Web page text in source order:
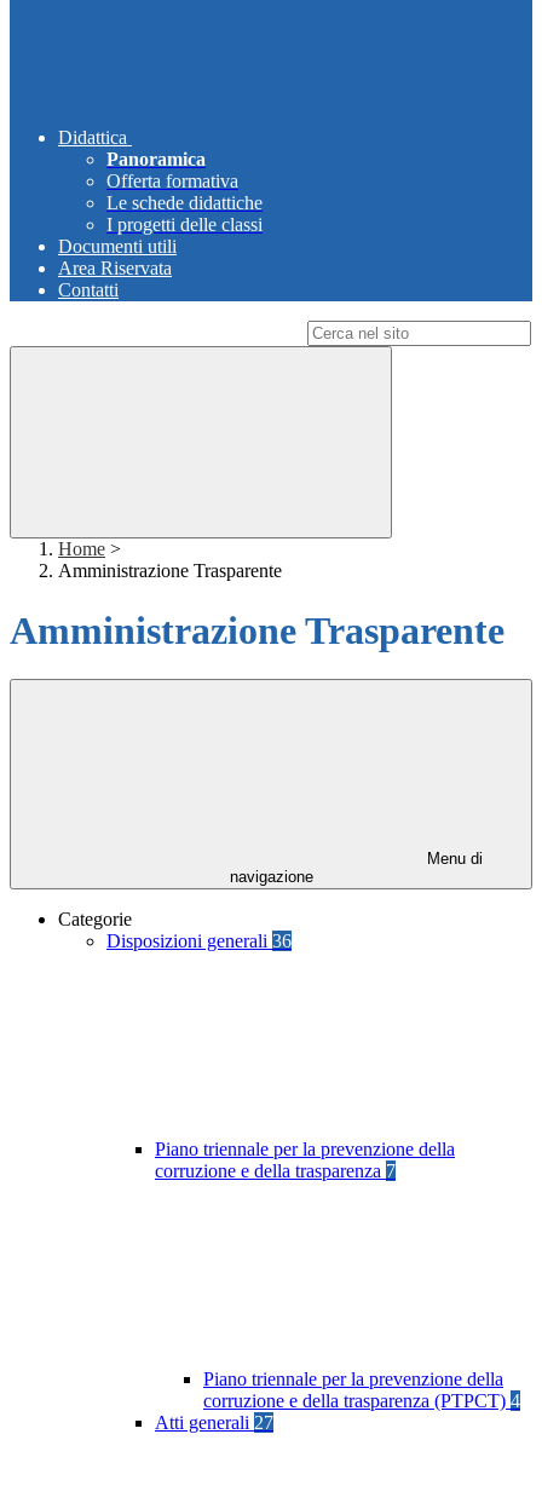
Didattica
Panoramica
Offerta formativa
Le schede didattiche
I progetti delle classi
Documenti utili
Area Riservata
Contatti
Home >
Amministrazione Trasparente
Amministrazione Trasparente
Menu di
navigazione
Categorie
Disposizioni generali 36
Piano triennale per la prevenzione della
corruzione e della trasparenza 7
Piano triennale per la prevenzione della
corruzione e della trasparenza (PTPCT) 4
Atti generali 27